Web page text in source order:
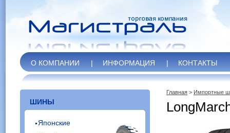
О КОМПАНИИ | ИНФОРМАЦИЯ | КОНТАКТЫ
ШИНЫ
Японские
Главная > Импортные